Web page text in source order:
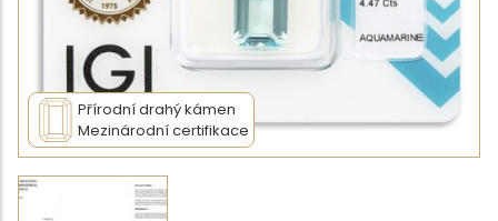
Přírodní drahý kámen
Mezinárodní certifikace